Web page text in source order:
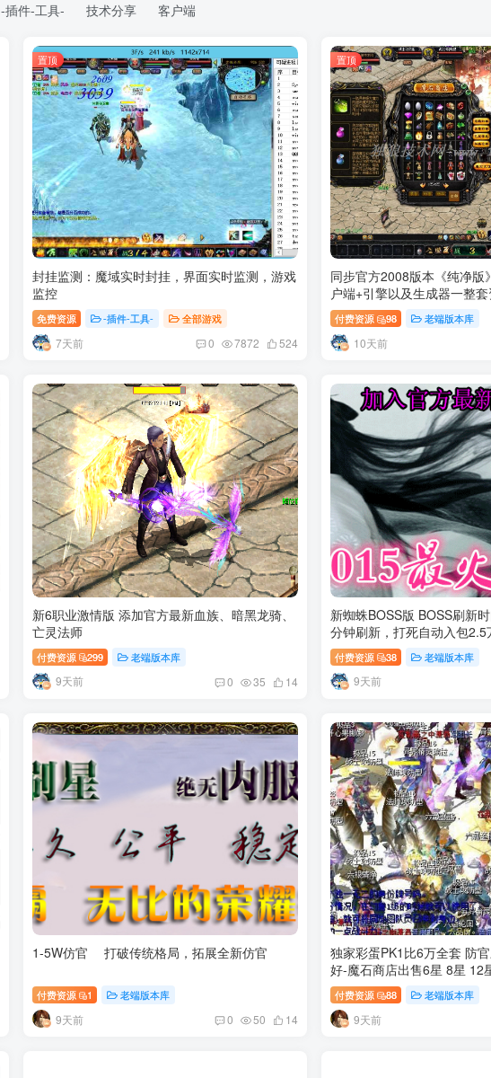
-插件-工具- 技术分享 客户端
置顶
封挂监测：魔域实时封挂，界面实时监测，游戏
监控
免费资源 -插件-工具- 全部游戏
7天前 0 7872 524
置顶
同步官方2008版本《纯净版
户端+引擎以及生成器一整
付费资源 98 老端版本库
10天前
新6职业激情版 添加官方最新血族、暗黑龙骑、
亡灵法师
付费资源 299 老端版本库
9天前 0 35 14
新蜘蛛BOSS版 BOSS刷新
分钟刷新，打死自动入包2.5
付费资源 38 老端版本库
9天前
1-5W仿官 打破传统格局，拓展全新仿官
付费资源 1 老端版本库
9天前 0 50 14
独家彩蛋PK1比6万全套 防官三职业-宝宝年兽最
好-魔石商店出售6星 8星 12
戏全系统运作
付费资源 88 老端版本库
9天前
社交账号登录
使用社交账号登录即表示同意 用户协议、隐私声明